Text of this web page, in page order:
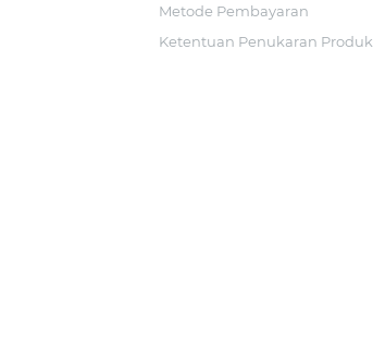
Metode Pembayaran
Ketentuan Penukaran Produk